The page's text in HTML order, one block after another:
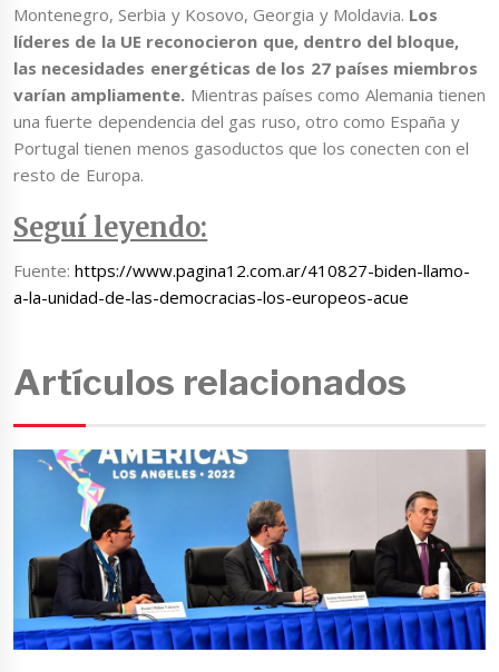
Montenegro, Serbia y Kosovo, Georgia y Moldavia. Los
líderes de la UE reconocieron que, dentro del bloque,
las necesidades energéticas de los 27 países miembros
varían ampliamente. Mientras países como Alemania tienen
una fuerte dependencia del gas ruso, otro como España y
Portugal tienen menos gasoductos que los conecten con el
resto de Europa.
Seguí leyendo:
Fuente:https://www.pagina12.com.ar/410827-biden-llamo-
a-la-unidad-de-las-democracias-los-europeos-acue
Artículos relacionados